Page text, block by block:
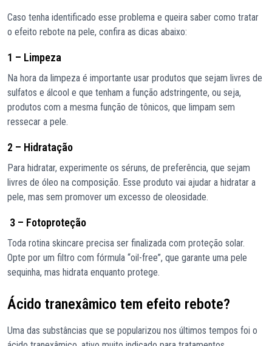
Caso tenha identificado esse problema e queira saber como tratar
o efeito rebote na pele, confira as dicas abaixo:
1 – Limpeza
Na hora da limpeza é importante usar produtos que sejam livres de
sulfatos e álcool e que tenham a função adstringente, ou seja,
produtos com a mesma função de tônicos, que limpam sem
ressecar a pele.
2 – Hidratação
Para hidratar, experimente os séruns, de preferência, que sejam
livres de óleo na composição. Esse produto vai ajudar a hidratar a
pele, mas sem promover um excesso de oleosidade.
3 – Fotoproteção
Toda rotina skincare precisa ser finalizada com proteção solar.
Opte por um filtro com fórmula “oil-free”, que garante uma pele
sequinha, mas hidrata enquanto protege.
Ácido tranexâmico tem efeito rebote?
Uma das substâncias que se popularizou nos últimos tempos foi o